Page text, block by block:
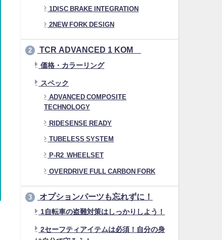
1DISC BRAKE INTEGRATION
2NEW FORK DESIGN
2 TCR ADVANCED 1 KOM
価格・カラーリング
スペック
ADVANCED COMPOSITE
TECHNOLOGY
RIDESENSE READY
TUBELESS SYSTEM
P-R2 WHEELSET
OVERDRIVE FULL CARBON FORK
3 オプションパーツも忘れずに！
1自転車の盗難対策はしっかりしよう！
2セーフティアイテムは必須！自分の身